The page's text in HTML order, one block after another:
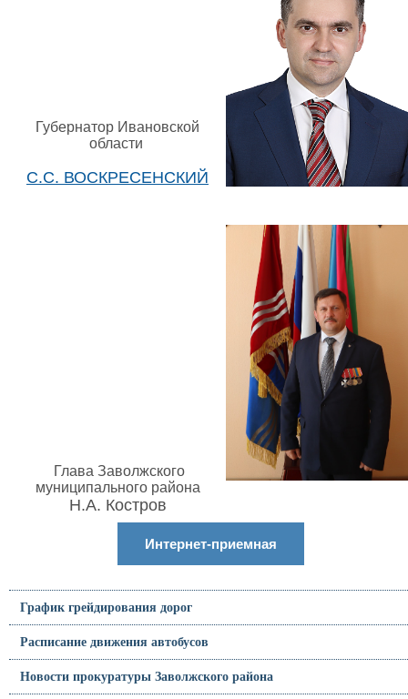
Губернатор Ивановской
области
С.С. ВОСКРЕСЕНСКИЙ
Глава Заволжского
муниципального района
Н.А. Костров
Интернет-приемная
График грейдирования дорог
Расписание движения автобусов
Новости прокуратуры Заволжского района